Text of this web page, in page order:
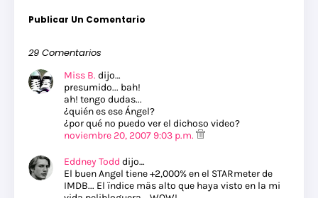
Publicar Un Comentario
29 Comentarios
Miss B. dijo…
presumido... bah!
ah! tengo dudas...
¿quién es ese Ángel?
¿por qué no puedo ver el dichoso video?
noviembre 20, 2007 9:03 p.m.
Eddney Todd dijo…
El buen Angel tiene +2,000% en el STARmeter de
IMDB... El ïndice mäs alto que haya visto en la mi